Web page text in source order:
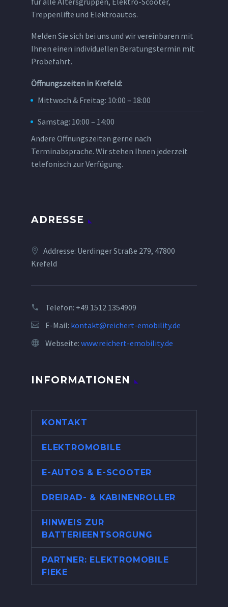
Treppenlifte und Elektroautos.
Melden Sie sich bei uns und wir vereinbaren mit
Ihnen einen individuellen Beratungstermin mit
Probefahrt.
Öffnungszeiten in Krefeld:
Mittwoch & Freitag: 10:00 – 18:00
Samstag: 10:00 – 14:00
Andere Öffnungszeiten gerne nach
Terminabsprache. Wir stehen Ihnen jederzeit
telefonisch zur Verfügung.
ADRESSE
Addresse: Uerdinger Straße 279, 47800
Krefeld
Telefon: +49 1512 1354909
E-Mail: kontakt@reichert-emobility.de
Webseite: www.reichert-emobility.de
INFORMATIONEN
KONTAKT
ELEKTROMOBILE
E-AUTOS & E-SCOOTER
DREIRAD- & KABINENROLLER
HINWEIS ZUR
BATTERIEENTSORGUNG
PARTNER: ELEKTROMOBILE
FIEKE